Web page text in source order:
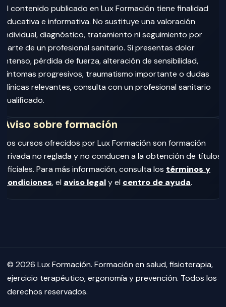
El contenido publicado en Lux Formación tiene finalidad
educativa e informativa. No sustituye una valoración
individual, diagnóstico, tratamiento ni seguimiento por
parte de un profesional sanitario. Si presentas dolor
intenso, pérdida de fuerza, alteración de sensibilidad,
síntomas progresivos, traumatismo importante o dudas
clínicas relevantes, consulta con un profesional sanitario
cualificado.
Aviso sobre formación
Los cursos ofrecidos por Lux Formación son formación
privada no reglada y no conducen a la obtención de títulos
oficiales. Para más información, consulta los términos y
condiciones, el aviso legaly el centro de ayuda.
© 2026 Lux Formación. Formación en salud, fisioterapia,
ejercicio terapéutico, ergonomía y prevención. Todos los
derechos reservados.